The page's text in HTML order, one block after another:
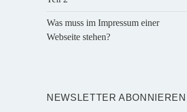
Was muss im Impressum einer
Webseite stehen?
NEWSLETTER ABONNIEREN